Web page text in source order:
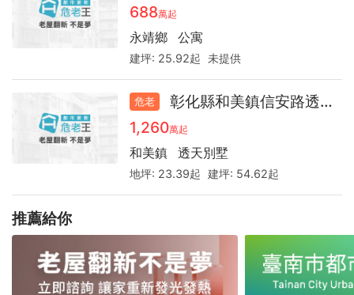
688萬起
永靖鄉 公寓
建坪: 25.92起 未提供
危老
彰化縣和美鎮信安路透天33.4
1,260萬起
和美鎮 透天別墅
地坪: 23.39起 建坪: 54.62起
推薦給你